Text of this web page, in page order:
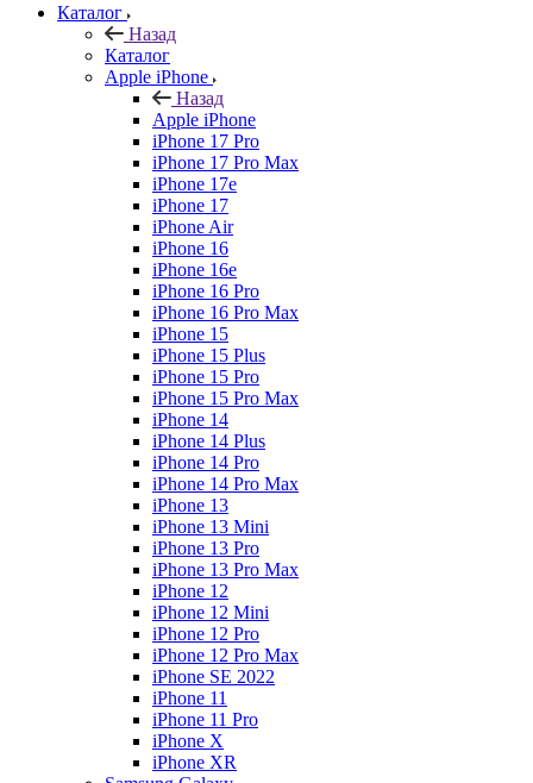
Каталог
Назад
Каталог
Apple iPhone
Назад
Apple iPhone
iPhone 17 Pro
iPhone 17 Pro Max
iPhone 17e
iPhone 17
iPhone Air
iPhone 16
iPhone 16e
iPhone 16 Pro
iPhone 16 Pro Max
iPhone 15
iPhone 15 Plus
iPhone 15 Pro
iPhone 15 Pro Max
iPhone 14
iPhone 14 Plus
iPhone 14 Pro
iPhone 14 Pro Max
iPhone 13
iPhone 13 Mini
iPhone 13 Pro
iPhone 13 Pro Max
iPhone 12
iPhone 12 Mini
iPhone 12 Pro
iPhone 12 Pro Max
iPhone SE 2022
iPhone 11
iPhone 11 Pro
iPhone X
iPhone XR